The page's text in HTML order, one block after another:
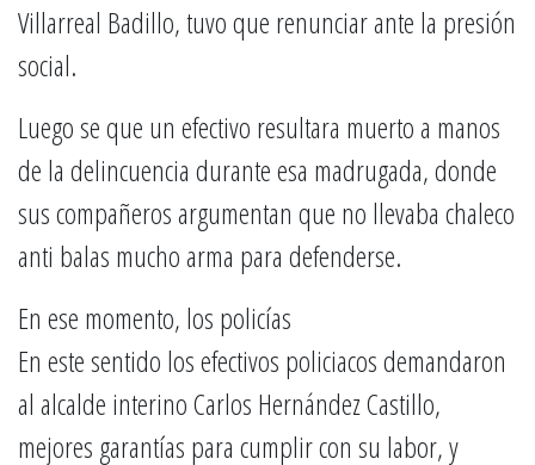
Villarreal Badillo, tuvo que renunciar ante la presión
social.
Luego se que un efectivo resultara muerto a manos
de la delincuencia durante esa madrugada, donde
sus compañeros argumentan que no llevaba chaleco
anti balas mucho arma para defenderse.
En ese momento, los policías
En este sentido los efectivos policiacos demandaron
al alcalde interino Carlos Hernández Castillo,
mejores garantías para cumplir con su labor, y